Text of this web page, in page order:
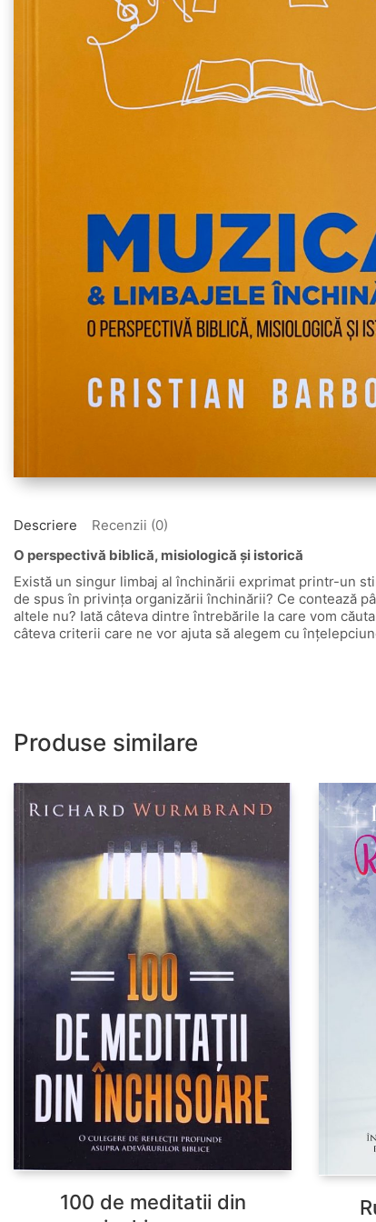
Descriere
Recenzii (0)
O perspectivă biblică, misiologică și istorică
Există un singur limbaj al închinării exprimat printr-un
de spus în privința organizării închinării? Ce contează
altele nu? Iată câteva dintre întrebările la care vom
câteva criterii care ne vor ajuta să alegem cu
Produse similare
100 de meditatii din